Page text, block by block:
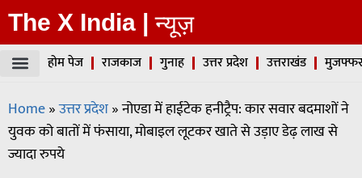
The X India | न्यूज़
होम पेज राजकाज गुनाह उत्तर प्रदेश उत्तराखंड
Home»उत्तर प्रदेश»नोएडा में हाईटेक हनीट्रैप: कार सवार बदमाशों ने
युवक को बातों में फंसाया, मोबाइल लूटकर खाते से उड़ाए डेढ़ लाख से
ज्यादा रुपये